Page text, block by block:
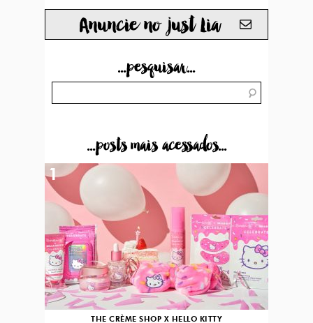
Anuncie no just Lia
...pesquisar...
...posts mais acessados...
THE CRÈME SHOP X HELLO KITTY
1